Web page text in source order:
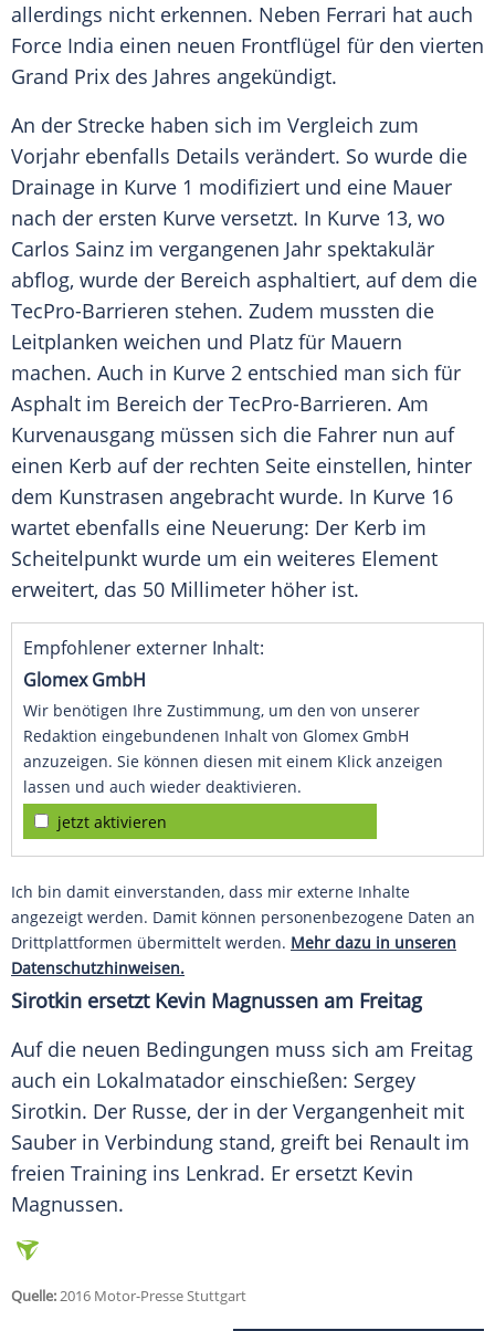
allerdings nicht erkennen. Neben Ferrari hat auch
Force India einen neuen Frontflügel für den vierten
Grand Prix des Jahres angekündigt.
An der Strecke haben sich im Vergleich zum
Vorjahr ebenfalls Details verändert. So wurde die
Drainage in Kurve 1 modifiziert und eine Mauer
nach der ersten Kurve versetzt. In Kurve 13, wo
Carlos Sainz im vergangenen Jahr spektakulär
abflog, wurde der Bereich asphaltiert, auf dem die
TecPro-Barrieren stehen. Zudem mussten die
Leitplanken weichen und Platz für Mauern
machen. Auch in Kurve 2 entschied man sich für
Asphalt im Bereich der TecPro-Barrieren. Am
Kurvenausgang müssen sich die Fahrer nun auf
einen Kerb auf der rechten Seite einstellen, hinter
dem Kunstrasen angebracht wurde. In Kurve 16
wartet ebenfalls eine Neuerung: Der Kerb im
Scheitelpunkt wurde um ein weiteres Element
erweitert, das 50 Millimeter höher ist.
Empfohlener externer Inhalt:
Glomex GmbH
Wir benötigen Ihre Zustimmung, um den von unserer
Redaktion eingebundenen Inhalt von Glomex GmbH
anzuzeigen. Sie können diesen mit einem Klick anzeigen
lassen und auch wieder deaktivieren.
jetzt aktivieren
Ich bin damit einverstanden, dass mir externe Inhalte
angezeigt werden. Damit können personenbezogene Daten an
Drittplattformen übermittelt werden. Mehr dazu in unseren
Datenschutzhinweisen.
Sirotkin ersetzt Kevin Magnussen am Freitag
Auf die neuen Bedingungen muss sich am Freitag
auch ein Lokalmatador einschießen: Sergey
Sirotkin. Der Russe, der in der Vergangenheit mit
Sauber in Verbindung stand, greift bei Renault im
freien Training ins Lenkrad. Er ersetzt Kevin
Magnussen.
Quelle:2016 Motor-Presse Stuttgart